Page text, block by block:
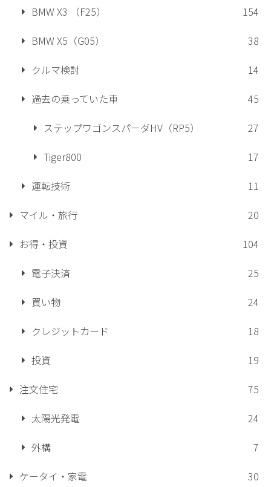
BMW X3 （F25）
154
BMW X5（G05）
38
クルマ検討
14
過去の乗っていた車
45
ステップワゴンスパーダHV（RP5）
27
Tiger800
17
運転技術
11
マイル・旅行
20
お得・投資
104
電子決済
25
買い物
24
クレジットカード
18
投資
19
注文住宅
75
太陽光発電
24
外構
7
ケータイ・家電
30